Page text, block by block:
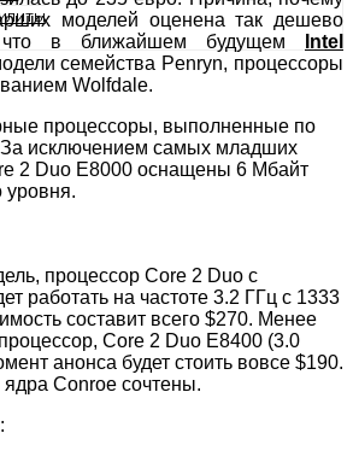
моделей оценена так дешево
в ближайшем будущем
Intel
семейства Penryn, процессоры
Wolfdale.
процессоры, выполненные по
За исключением самых младших
2 Duo E8000 оснащены 6 Мбайт
уровня.
процессор Core 2 Duo с
работать на частоте 3.2 ГГц с 1333
составит всего $270. Менее
Core 2 Duo E8400 (3.0
анонса будет стоить вовсе $190.
Conroe сочтены.